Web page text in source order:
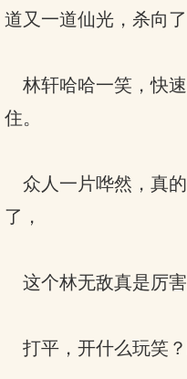
道又一道仙光，杀向了
林轩哈哈一笑，快
住。
众人一片哗然，真
了，
这个林无敌真是厉害
打平，开什么玩笑